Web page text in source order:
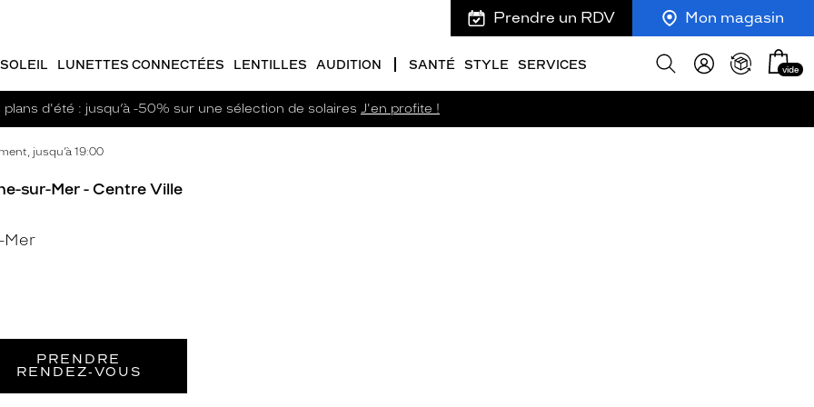
Prendre un RDV Mon magasin
LUNETTES CONNECTÉES LENTILLES AUDITION SANTÉ STYLE SERVICES
Afficher
Mon
panier
vide
plans d'été : jusqu’à -50% sur une sélection de solaires J'en profite !
jusqu’à 19:00
sur-Mer - Centre Ville
Mer
PRENDRE
RENDEZ‑VOUS